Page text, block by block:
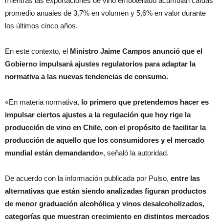
promedio anuales de 3,7% en volumen y 5,6% en valor durante
los últimos cinco años.
En este contexto, el Ministro Jaime Campos anunció que el
Gobierno impulsará ajustes regulatorios para adaptar la
normativa a las nuevas tendencias de consumo.
«En materia normativa, lo primero que pretendemos hacer es
impulsar ciertos ajustes a la regulación que hoy rige la
producción de vino en Chile, con el propósito de facilitar la
producción de aquello que los consumidores y el mercado
mundial están demandando», señaló la autoridad.
De acuerdo con la información publicada por Pulso, entre las
alternativas que están siendo analizadas figuran productos
de menor graduación alcohólica y vinos desalcoholizados,
categorías que muestran crecimiento en distintos mercados